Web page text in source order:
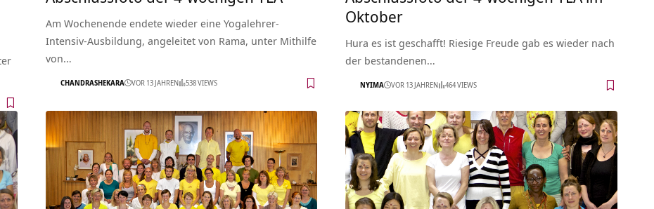
Am Wochenende endete wieder eine Yogalehrer-
Intensiv-Ausbildung, angeleitet von Rama, unter Mithilfe
von…
CHANDRASHEKARA VOR 13 JAHREN 538 VIEWS
Oktober
Hura es ist geschafft! Riesige Freude gab es wieder nach
der bestandenen…
NYIMA VOR 13 JAHREN 464 VIEWS